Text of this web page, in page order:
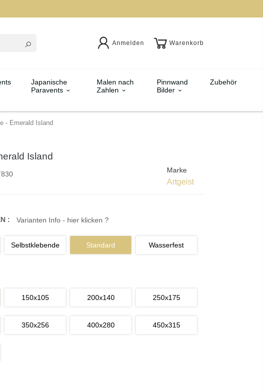
Anmelden Warenkorb
Japanische
Paravents
Malen nach
Zahlen
Pinnwand
Bilder
Zubehör
- Emerald Island
Island
Marke
Artgeist
: Varianten Info - hier klicken ?
Selbstklebende Standard Wasserfest
150x105 200x140 250x175
350x256 400x280 450x315